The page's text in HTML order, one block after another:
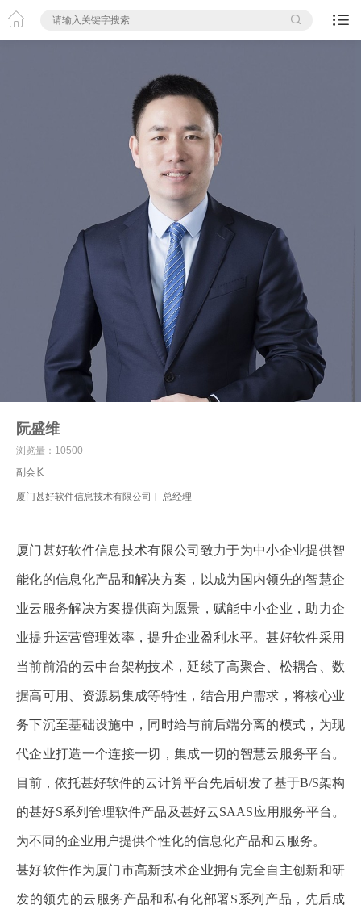
  
阮盛维
浏览量：10500
副会长
厦门甚好软件信息技术有限公司 总经理
厦门甚好软件信息技术有限公司致力于为中小企业提供智
能化的信息化产品和解决方案，以成为国内领先的智慧企
业云服务解决方案提供商为愿景，赋能中小企业，助力企
业提升运营管理效率，提升企业盈利水平。甚好软件采用
当前前沿的云中台架构技术，延续了高聚合、松耦合、数
据高可用、资源易集成等特性，结合用户需求，将核心业
务下沉至基础设施中，同时给与前后端分离的模式，为现
代企业打造一个连接一切，集成一切的智慧云服务平台。
目前，依托甚好软件的云计算平台先后研发了基于B/S架构
的甚好S系列管理软件产品及甚好云SAAS应用服务平台。
为不同的企业用户提供个性化的信息化产品和云服务。
甚好软件作为厦门市高新技术企业拥有完全自主创新和研
发的领先的云服务产品和私有化部署S系列产品，先后成